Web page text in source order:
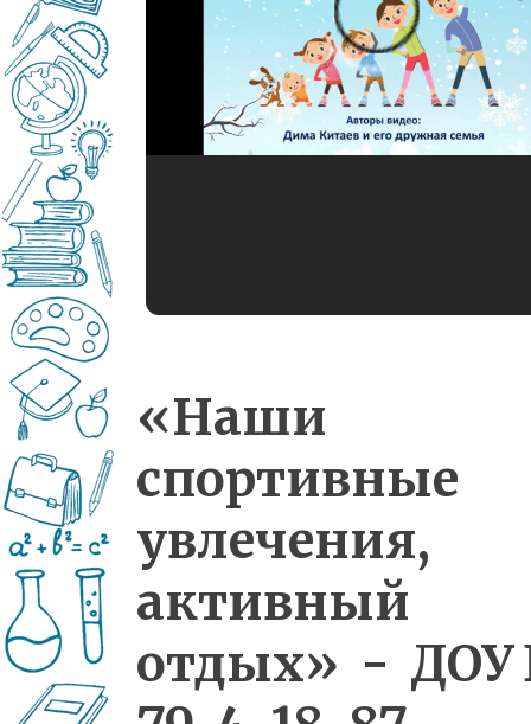
«Наши
спортивные
увлечения,
активный
отдых» -